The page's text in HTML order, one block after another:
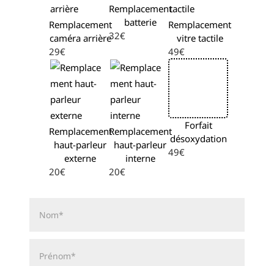
Remplacement
caméra arrière
29€
Remplacement
batterie
32€
Remplacement
vitre tactile
49€
Remplacement
haut-parleur
externe
20€
Remplacement
haut-parleur
interne
20€
Forfait
désoxydation
49€